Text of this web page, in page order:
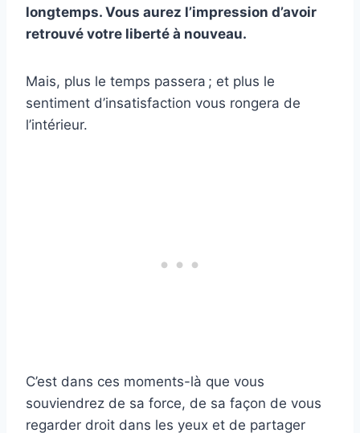
longtemps. Vous aurez l’impression d’avoir
retrouvé votre liberté à nouveau.
Mais, plus le temps passera ; et plus le
sentiment d’insatisfaction vous rongera de
l’intérieur.
C’est dans ces moments-là que vous
souviendrez de sa force, de sa façon de vous
regarder droit dans les yeux et de partager